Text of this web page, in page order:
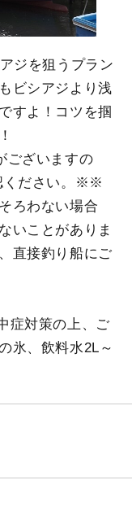
ジを狙うプラン
ビシアジより浅
すよ！コツを掴
ございますの
ください。※※
ろわない場合
いことがありま
直接釣り船にご
症対策の上、ご
氷、飲料水2L～